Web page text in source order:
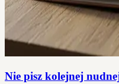
Nie pisz kolejnej